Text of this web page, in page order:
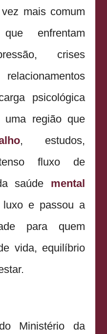
mais comum
enfrentam
crises
psicológica
região que
, estudos,
fluxo de
saúde mental
e passou a
para quem
vida, equilíbrio
Ministério da